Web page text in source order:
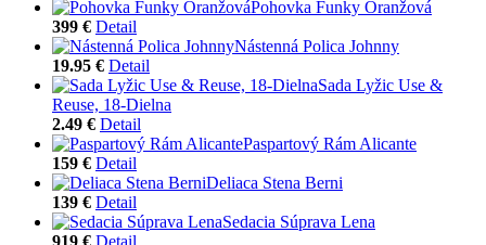
Pohovka Funky Oranžová
399 € Detail
Nástenná Polica Johnny
19.95 € Detail
Sada Lyžic Use &
Reuse, 18-Dielna
2.49 € Detail
Paspartový Rám Alicante
159 € Detail
Deliaca Stena Berni
139 € Detail
Sedacia Súprava Lena
919 € Detail